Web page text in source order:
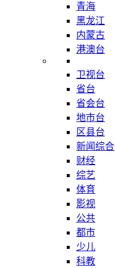
青海
黑龙江
内蒙古
港澳台
卫视台
省台
省会台
地市台
区县台
新闻综合
财经
综艺
体育
影视
公共
都市
少儿
科教